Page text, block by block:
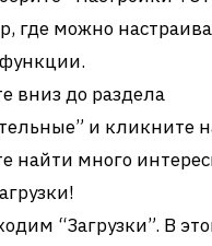
где можно
вниз до раздела
и кликните
найти много
“Загрузки”. В